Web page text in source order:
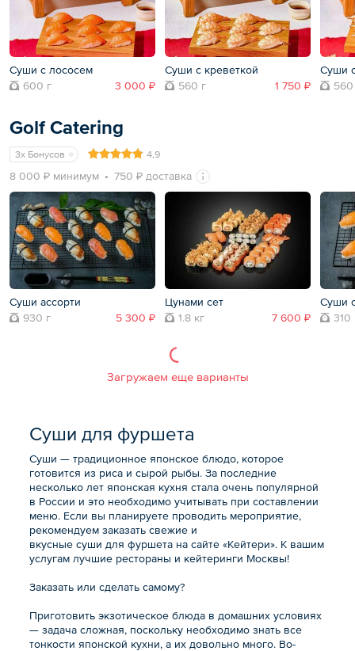
Суши с лососем
600 г
3 000 ₽
Суши с креветкой
560 г
1 750 ₽
Суши
560
Golf Catering
3x Бонусов 4,9
8 000 ₽ минимум 750 ₽ доставка
Суши ассорти
930 г
5 300 ₽
Цунами сет
1.8 кг
7 600 ₽
Суши
310
Загружаем еще варианты
Суши для фуршета
Суши — традиционное японское блюдо, которое
готовится из риса и сырой рыбы. За последние
несколько лет японская кухня стала очень популярной
в России и это необходимо учитывать при составлении
меню. Если вы планируете проводить мероприятие,
рекомендуем заказать свежие и
вкусные суши для фуршета на сайте «Кейтери». К вашим
услугам лучшие рестораны и кейтеринги Москвы!
Заказать или сделать самому?
Приготовить экзотическое блюда в домашних условиях
— задача сложная, поскольку необходимо знать все
тонкости японской кухни, а их довольно много. Во-